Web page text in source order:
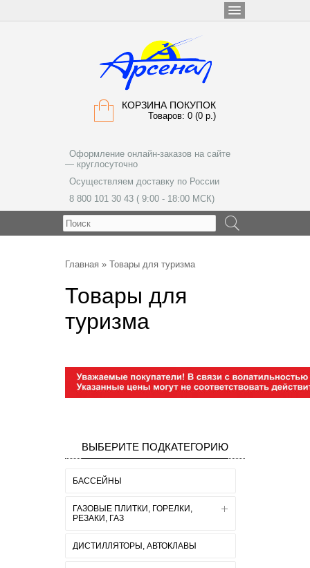
КОРЗИНА ПОКУПОК
Товаров: 0 (0 р.)
Оформление онлайн-заказов на сайте
— круглосуточно
Осуществляем доставку по России
8 800 101 30 43 ( 9:00 - 18:00 МСК)
Главная » Товары для туризма
Товары для
туризма
ВЫБЕРИТЕ ПОДКАТЕГОРИЮ
БАССЕЙНЫ
ГАЗОВЫЕ ПЛИТКИ, ГОРЕЛКИ,
РЕЗАКИ, ГАЗ
ДИСТИЛЛЯТОРЫ, АВТОКЛАВЫ